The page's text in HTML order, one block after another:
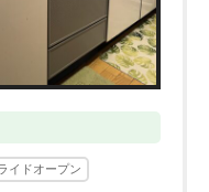
イドオープン